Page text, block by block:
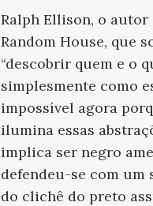
Ralph Ellison, o autor
Random House, que
“descobrir quem e o
simplesmente como
impossível agora
ilumina essas
implica ser negro
defendeu-se com
do clichê do preto